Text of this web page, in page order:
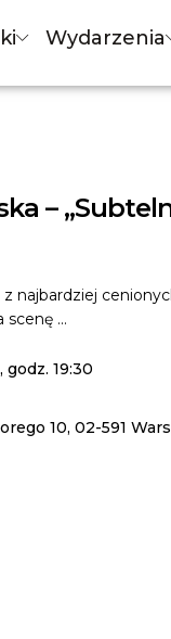
Wydarzenia
–
najbardziej
scenę ...
godz. 19:30
10, 02-591